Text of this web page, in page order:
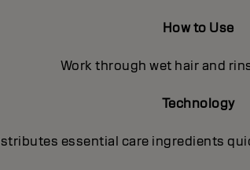
How to Use
Work through wet hair and
Technology
essential care ingredients